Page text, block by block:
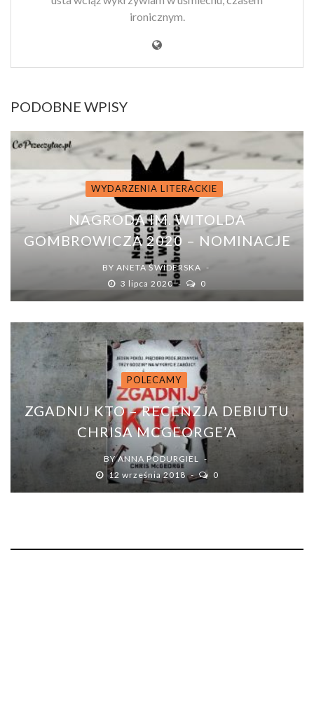
ironicznym.
PODOBNE WPISY
WYDARZENIA LITERACKIE
NAGRODA IM. WITOLDA
GOMBROWICZA 2020 – NOMINACJE
BY ANETA ŚWIDERSKA
3 lipca 2020
0
POLECAMY
ZGADNIJ KTO – RECENZJA DEBIUTU
CHRISA MCGEORGE’A
BYANNA PODURGIEL
12 września 2018
0